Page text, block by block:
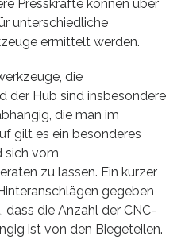
Presskräfte können über
unterschiedliche
ermittelt werden.
die
der Hub sind insbesondere
die man im
gilt es ein besonderes
sich vom
zu lassen. Ein kurzer
gegeben
die Anzahl der CNC-
ist von den Biegeteilen.